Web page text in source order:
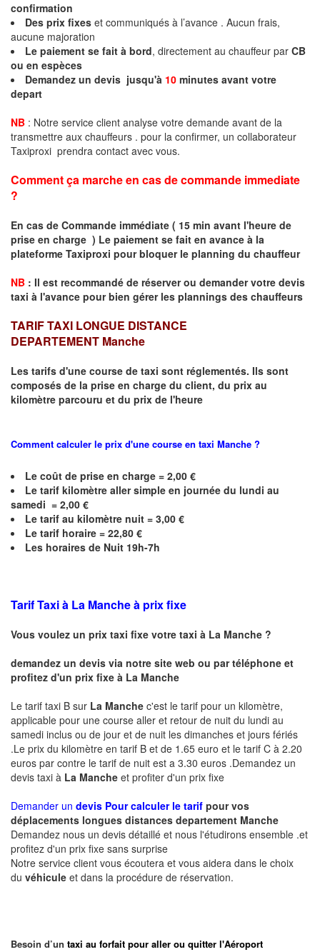
confirmation
Des prix fixes et communiqués à l’avance . Aucun frais,
aucune majoration
Le paiement se fait à bord, directement au chauffeur par CB
ou en espèces
Demandez un devis jusqu'à 10 minutes avant votre
depart
NB : Notre service client analyse votre demande avant de la
transmettre aux chauffeurs . pour la confirmer, un collaborateur
Taxiproxi prendra contact avec vous.
Comment ça marche en cas de commande immediate
?
En cas de Commande immédiate ( 15 min avant l'heure de
prise en charge ) Le paiement se fait en avance à la
plateforme Taxiproxi pour bloquer le planning du chauffeur
NB : Il est recommandé de réserverou demandervotre devis
taxi à l'avance pour bien gérer les plannings des chauffeurs
TARIF TAXI LONGUE DISTANCE
DEPARTEMENT Manche
Les tarifs d'une course de taxi sont réglementés. Ils sont
composés de la prise en charge du client, du prix au
kilomètre parcouru et du prix de l'heure
Comment calculer le prix d'une course en taxi Manche ?
Le coût de prise en charge = 2,00 €
Le tarif kilomètre aller simple en journée du lundi au
samedi = 2,00 €
Le tarif au kilomètre nuit = 3,00 €
Le tarif horaire = 22,80 €
Les horaires de Nuit 19h-7h
Tarif Taxi à La Mancheà prix fixe
Vous voulez un prix taxi fixe votre taxi à La Manche ?
demandez un devis via notre site web ou par téléphone et
profitez d'un prix fixe à La Manche
Le tarif taxi B sur La Manche c'est le tarif pour un kilomètre,
applicable pour une course aller et retour de nuit du lundi au
samedi inclus ou de jour et de nuit les dimanches et jours fériés
.Le prix du kilomètre en tarif B et de 1.65 euro et le tarif C à 2.20
euros par contre le tarif de nuit est a 3.30 euros .Demandez un
devis taxi à La Manche et profiter d'un prix fixe
Demander un devis Pour calculer le tarif pour vos
déplacements longues distances departement Manche
Demandez nous un devis détaillé et nous l'étudirons ensemble .et
profitez d'un prix fixe sans surprise
Notre service client vous écoutera et vous aidera dans le choix
du véhicule et dans la procédure de réservation.
Besoin d’un taxi au forfait pour aller ou quitter l'Aéroport